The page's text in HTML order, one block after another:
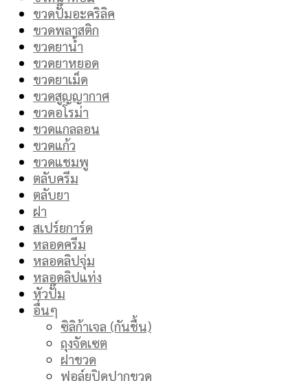
ขวดปั๊มอะคริลิค
ขวดพลาสติก
ขวดยาน้ำ
ขวดยาหยอด
ขวดยาเม็ด
ขวดสูญญากาศ
ขวดอโรม่า
ขวดแกลลอน
ขวดแก้ว
ขวดแชมพู
ตลับครีม
ตลับยา
ฝา
สเปร์ยการ์ด
หลอดครีม
หลอดลิปจุ่ม
หลอดลิปแท่ง
หัวปั๊ม
อื่นๆ
ซิลิก้าเจล (กันชื้น)
ถุงจัดเซต
ฝาขวด
ฟอล์ยปิดปากขวด